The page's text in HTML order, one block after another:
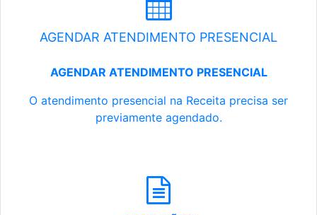
AGENDAR ATENDIMENTO PRESENCIAL
AGENDAR ATENDIMENTO PRESENCIAL
O atendimento presencial na Receita precisa ser
previamente agendado.